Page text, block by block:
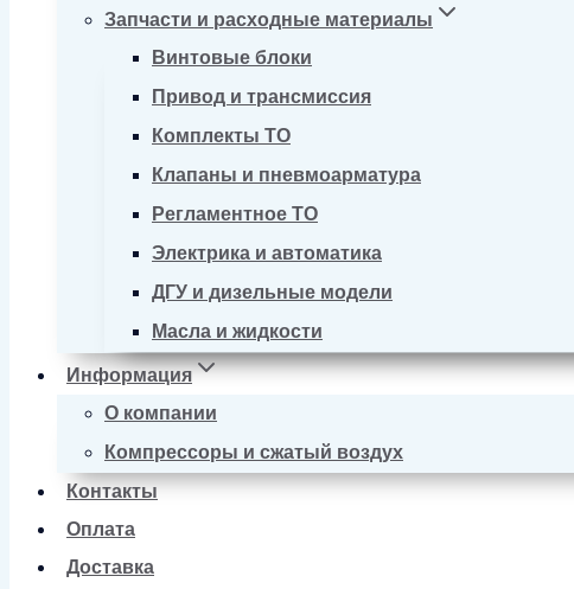
Запчасти и расходные материалы
Винтовые блоки
Привод и трансмиссия
Комплекты ТО
Клапаны и пневмоарматура
Регламентное ТО
Электрика и автоматика
ДГУ и дизельные модели
Масла и жидкости
Информация
О компании
Компрессоры и сжатый воздух
Контакты
Оплата
Доставка